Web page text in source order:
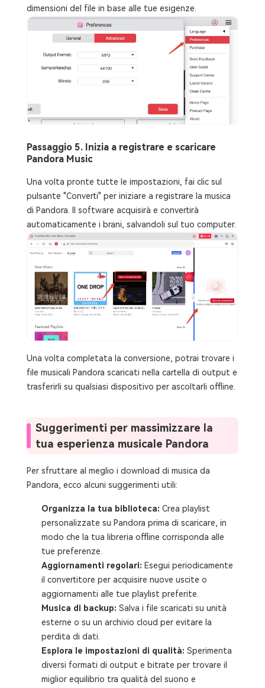
dimensioni del file in base alle tue esigenze.
Passaggio 5. Inizia a registrare e scaricare
Pandora Music
Una volta pronte tutte le impostazioni, fai clic sul
pulsante "Converti" per iniziare a registrare la musica
di Pandora. Il software acquisirà e convertirà
automaticamente i brani, salvandoli sul tuo computer.
Una volta completata la conversione, potrai trovare i
file musicali Pandora scaricati nella cartella di output e
trasferirli su qualsiasi dispositivo per ascoltarli offline.
Suggerimenti per massimizzare la
tua esperienza musicale Pandora
Per sfruttare al meglio i download di musica da
Pandora, ecco alcuni suggerimenti utili:
Organizza la tua biblioteca: Crea playlist
personalizzate su Pandora prima di scaricare, in
modo che la tua libreria offline corrisponda alle
tue preferenze.
Aggiornamenti regolari: Esegui periodicamente
il convertitore per acquisire nuove uscite o
aggiornamenti alle tue playlist preferite.
Musica di backup: Salva i file scaricati su unità
esterne o su un archivio cloud per evitare la
perdita di dati.
Esplora le impostazioni di qualità: Sperimenta
diversi formati di output e bitrate per trovare il
miglior equilibrio tra qualità del suono e